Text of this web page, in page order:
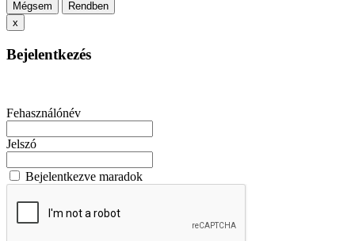
Mégsem
Rendben
x
Bejelentkezés
Fehasználónév
Jelszó
Bejelentkezve maradok